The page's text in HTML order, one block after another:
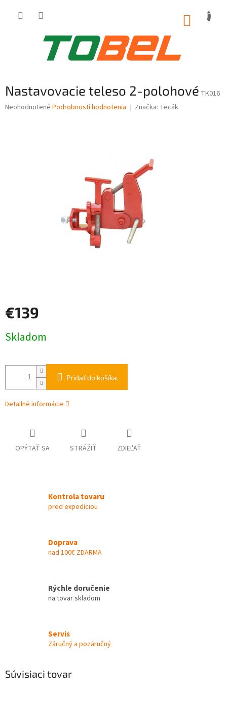
Nastavovacie teleso 2-polohové TK016
Priemerné
Neohodnotené Podrobnosti hodnotenia Značka: Tecák
€139
cena:
Skladom
Pridať do košíka
Detailné informácie
OPÝTAŤ SA STRÁŽIŤ ZDIEĽAŤ
Kontrola tovaru
pred expedíciou
Doprava
nad 100€ ZDARMA
Rýchle doručenie
na tovar skladom
Servis
Záručný a pozáručný
Súvisiaci tovar